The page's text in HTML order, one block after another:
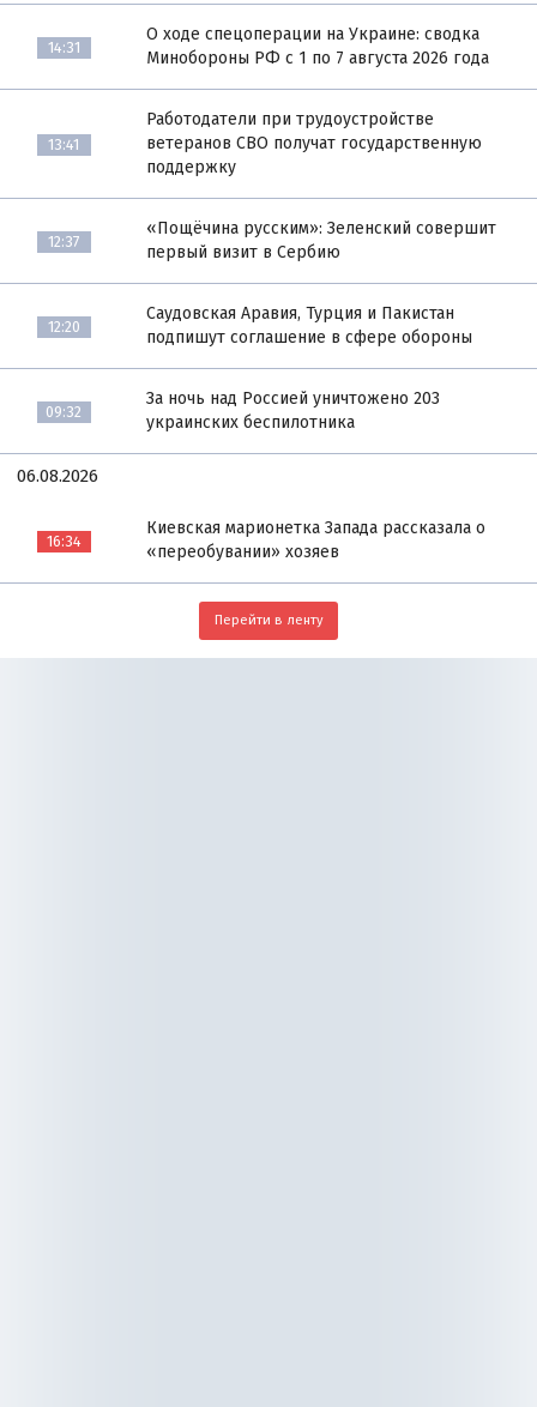
14:31
О ходе спецоперации на Украине: сводка
Минобороны РФ с 1 по 7 августа 2026 года
13:41
Работодатели при трудоустройстве
ветеранов СВО получат государственную
поддержку
12:37
«Пощёчина русским»: Зеленский совершит
первый визит в Сербию
12:20
Саудовская Аравия, Турция и Пакистан
подпишут соглашение в сфере обороны
09:32
За ночь над Россией уничтожено 203
украинских беспилотника
06.08.2026
16:34
Киевская марионетка Запада рассказала о
«переобувании» хозяев
Перейти в ленту